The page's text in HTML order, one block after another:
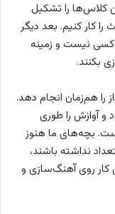
کلاس‌ها را تشکیل
را کار کنیم. بعد دیگر
کسی نیست و زمینه
بکنند.
را هم‌زمان انجام دهد.
و آوازش را طوری
بچه‌های ما هنوز
نداشته باشند،
کار روی آهنگ‌سازی و